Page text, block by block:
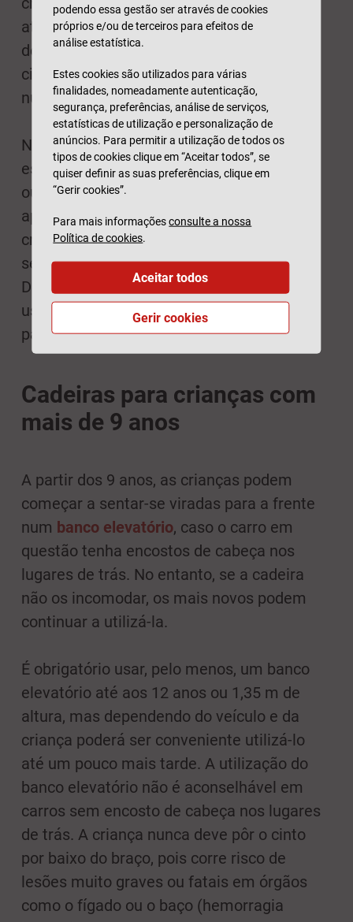
atrás, e o encosto de cabeça da cadeira
deve estar regulado à altura correta. O
cinto de segurança deve ficar bem justo e
nunca torcido.
Nos modelos com costas destacáveis,
estas não devem ser retiradas antes dos 8
ou 9 anos. Aumentam o conforto, pois
apoiam a cabeça e o tronco quando a
criança adormece, mas também a
segurança em caso de embates laterais.
De preferência, e se possível, devem ser
usadas sempre e até a criança ter altura
para usar apenas o cinto de segurança.
Cadeiras para crianças com
mais de 9 anos
A partir dos 9 anos, as crianças podem
começar a sentar-se viradas para a frente
num banco elevatório, caso o carro em
questão tenha encostos de cabeça nos
lugares de trás. No entanto, se a cadeira
não os incomodar, os mais novos podem
continuar a utilizá-la.
É obrigatório usar, pelo menos, um banco
elevatório até aos 12 anos ou 1,35 m de
altura, mas dependendo do veículo e da
criança poderá ser conveniente utilizá-lo
até um pouco mais tarde. A utilização do
banco elevatório não é aconselhável em
carros sem encosto de cabeça nos lugares
de trás. A criança nunca deve pôr o cinto
por baixo do braço, pois corre risco de
lesões muito graves ou fatais em órgãos
como o fígado ou o baço (hemorragia
podendo essa gestão ser através de cookies
próprios e/ou de terceiros para efeitos de
análise estatística.
Estes cookies são utilizados para várias
finalidades, nomeadamente autenticação,
segurança, preferências, análise de serviços,
estatísticas de utilização e personalização de
anúncios. Para permitir a utilização de todos os
tipos de cookies clique em “Aceitar todos”, se
quiser definir as suas preferências, clique em
“Gerir cookies”.
Para mais informaçõesconsulte a nossa
Política de cookies.
Gerir cookies
Aceitar todos